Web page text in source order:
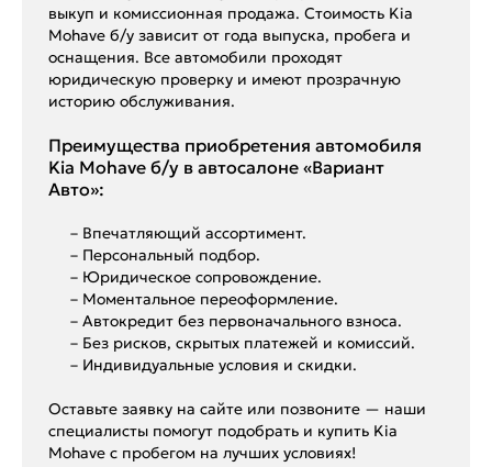
выкуп и комиссионная продажа. Стоимость Kia
Mohave б/у зависит от года выпуска, пробега и
оснащения. Все автомобили проходят
юридическую проверку и имеют прозрачную
историю обслуживания.
Преимущества приобретения автомобиля
Kia Mohave б/у в автосалоне «Вариант
Авто»:
– Впечатляющий ассортимент.
– Персональный подбор.
– Юридическое сопровождение.
– Моментальное переоформление.
– Автокредит без первоначального взноса.
– Без рисков, скрытых платежей и комиссий.
– Индивидуальные условия и скидки.
Оставьте заявку на сайте или позвоните — наши
специалисты помогут подобрать и купить Kia
Mohave с пробегом на лучших условиях!